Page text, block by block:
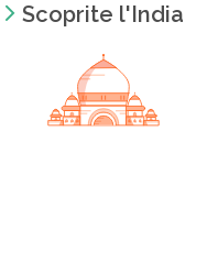
Scoprite l'India